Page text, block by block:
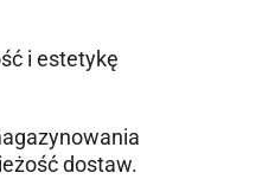
i estetykę
dostaw.